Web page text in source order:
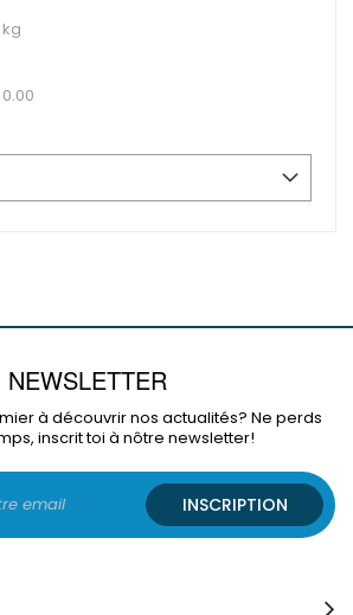
kg
0.00
NEWSLETTER
à découvrir nos actualités? Ne perds
inscrit toi à nôtre newsletter!
INSCRIPTION